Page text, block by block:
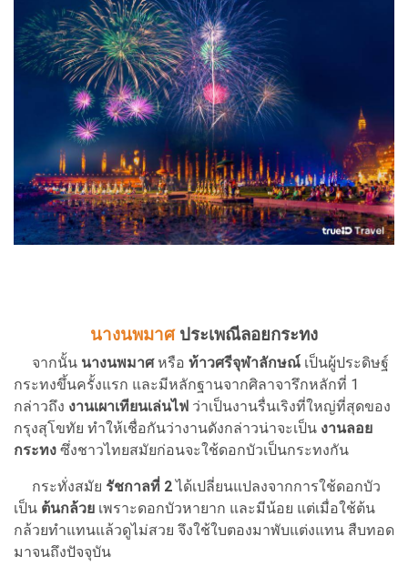
นางนพมาศ ประเพณีลอยกระทง
จากนั้น นางนพมาศหรือ ท้าวศรีจุฬาลักษณ์ เป็นผู้ประดิษฐ์
กระทงขึ้นครั้งแรก และมีหลักฐานจากศิลาจารึกหลักที่ 1
กล่าวถึง งานเผาเทียนเล่นไฟ ว่าเป็นงานรื่นเริงที่ใหญ่ที่สุดของ
กรุงสุโขทัย ทำให้เชื่อกันว่างานดังกล่าวน่าจะเป็น งานลอย
กระทง ซึ่งชาวไทยสมัยก่อนจะใช้ดอกบัวเป็นกระทงกัน
กระทั่งสมัย รัชกาลที่ 2ได้เปลี่ยนแปลงจากการใช้ดอกบัว
เป็น ต้นกล้วย เพราะดอกบัวหายาก และมีน้อย แต่เมื่อใช้ต้น
กล้วยทำแทนแล้วดูไม่สวย จึงใช้ใบตองมาพับแต่งแทน สืบทอด
มาจนถึงปัจจุบัน